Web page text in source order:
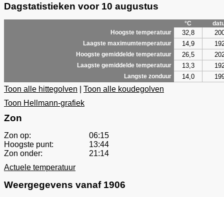
Dagstatistieken voor 10 augustus
°C
Hoogste temperatuur
32,8
Laagste maximumtemperatuur 14,9
Hoogste gemiddelde temperatuur 26,5
Laagste gemiddelde temperatuur 13,3
Langste zonduur 14,0
Toon alle hittegolven
Toon alle koudegolven
Toon Hellmann-grafiek
Zon
Zon op:
06:15
Hoogste punt:
13:44
Zon onder:
21:14
Actuele temperatuur
Weergegevens vanaf 1906